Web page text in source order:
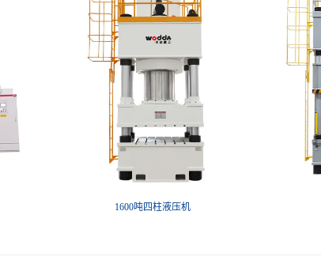
1600吨四柱液压机